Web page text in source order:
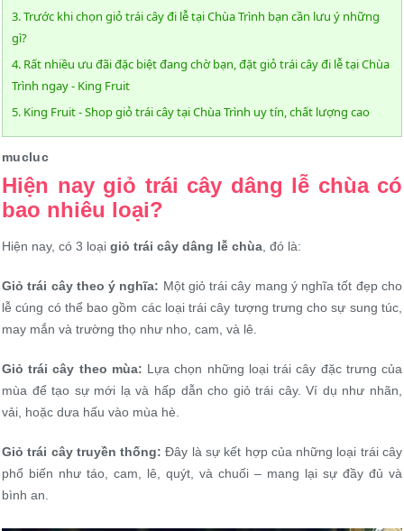
3. Trước khi chọn giỏ trái cây đi lễ tại Chùa Trình bạn cần lưu ý những
gì?
4. Rất nhiều ưu đãi đặc biệt đang chờ bạn, đặt giỏ trái cây đi lễ tại Chùa
Trình ngay - King Fruit
5. King Fruit - Shop giỏ trái cây tại Chùa Trình uy tín, chất lượng cao
mucluc
Hiện nay giỏ trái cây dâng lễ chùa có
bao nhiêu loại?
Hiện nay, có 3 loại giỏ trái cây dâng lễ chùa , đó là:
Giỏ trái cây theo ý nghĩa: Một giỏ trái cây mang ý nghĩa tốt đẹp cho
lễ cúng có thể bao gồm các loại trái cây tượng trưng cho sự sung túc,
may mắn và trường thọ như nho, cam, và lê.
Giỏ trái cây theo mùa: Lựa chọn những loại trái cây đặc trưng của
mùa để tạo sự mới lạ và hấp dẫn cho giỏ trái cây. Ví dụ như nhãn,
vải, hoặc dưa hấu vào mùa hè.
Giỏ trái cây truyền thống: Đây là sự kết hợp của những loại trái cây
phổ biến như táo, cam, lê, quýt, và chuối – mang lại sự đầy đủ và
bình an.